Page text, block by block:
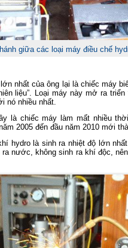
giữa các loại máy điều chế
nhất của ông lại là chiếc máy
liệu”. Loại máy này mở ra
nó nhiều nhất.
là chiếc máy làm mất nhiều
2005 đến đầu năm 2010 mới
hydro là sinh ra nhiệt độ lớn
ra nước, không sinh ra khí độc,